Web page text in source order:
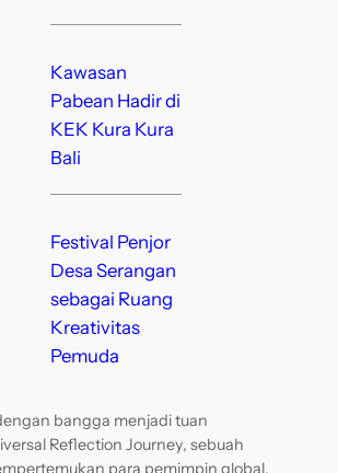
Kawasan
Pabean Hadir di
KEK Kura Kura
Bali
Festival Penjor
Desa Serangan
sebagai Ruang
Kreativitas
Pemuda
bangga menjadi tuan
Reflection Journey, sebuah
para pemimpin global,